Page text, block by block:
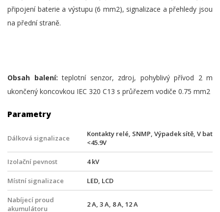
připojení baterie a výstupu (6 mm2), signalizace a přehledy jsou
na přední straně.
Obsah balení: teplotní senzor, zdroj, pohyblivý přívod 2 m
ukončený koncovkou IEC 320 C13 s průřezem vodiče 0.75 mm2
Parametry
Dálková signalizace
Kontakty relé, SNMP, Výpadek sítě, V bat
<45.9V
Izolační pevnost 4 kV
Místní signalizace LED, LCD
Nabíjecí proud
akumulátoru
2 A, 3 A, 8 A, 12 A